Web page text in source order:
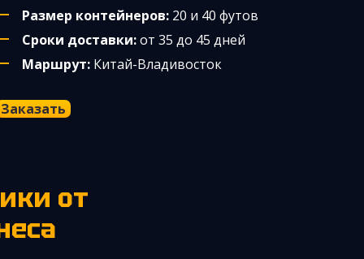
Размер контейнеров: 20 и 40 футов
Сроки доставки:от 35 до 45 дней
Маршрут: Китай-Владивосток
Заказать